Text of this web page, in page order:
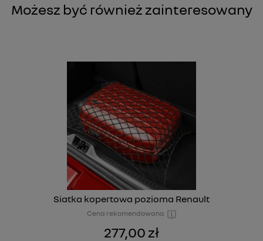
Możesz być również zainteresowany
Siatka kopertowa pozioma Renault
Cena rekomendowana
277,00 zł